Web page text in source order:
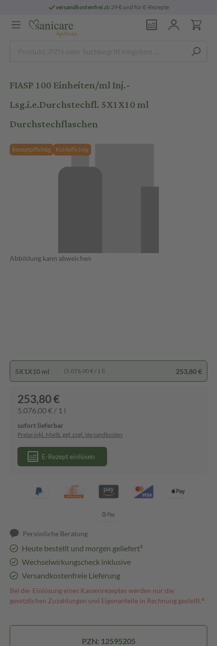
versandkostenfreiab 29 € und für E-Rezepte
FIASP 100 Einheiten/ml Inj.-
Lsg.i.e.Durchstechfl. 5X1X10 ml
Durchstechflaschen
Rezeptpflichtig Kühlpflichtig
Abbildung kann abweichen
5X1X10 ml (5.076,00 € / 1 l) 253,80 €
253,80 €
5.076,00 € / 1 l
sofort lieferbar
Preise inkl. MwSt. ggf. zzgl. Versandkosten
E-Rezept einlösen
Persönliche Beratung
Heute bestellt und morgen geliefert³
Wechselwirkungscheck inklusive
Versandkostenfreie Lieferung
Bei der Einlösung eines Kassenrezeptes werden nur die
gesetzlichen Zuzahlungen und Eigenanteile in Rechnung gestellt.⁴
PZN: 12595205